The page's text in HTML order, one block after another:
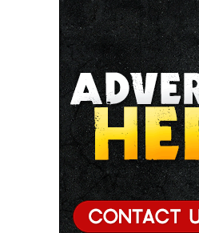
● प्रशिक्षु छात्राएं आत्मविश्वास रखें,
अपनी जड़ों से जुड़े : मुख्यमंत्री डॉ. यादव